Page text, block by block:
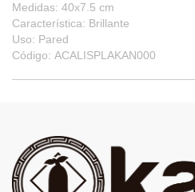
Medidas: 40x7.5 cm
Característica: Brillante
Uso: Pared
Código: ACALISPLAKAN000